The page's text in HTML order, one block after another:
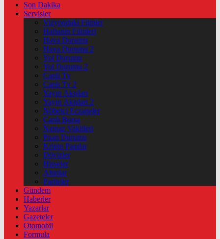
Son Dakika
Servisler
Vizyondaki Filmler
Haftanin Filmleri
Hava Durumu
Hava Durumu 2
Yol Durumu
Yol Durumu 2
Canlı Tv
Canlı Tv 2
Yayın Akışları
Yayın Akışları 2
Nöbetçi Eczaneler
Canlı Borsa
Namaz Vakitleri
Puan Durumu
Kripto Paralar
Dövizler
Hisseler
Altınlar
Pariteler
Gündem
Haberler
Yazarlar
Gazeteler
Otomobil
Formula